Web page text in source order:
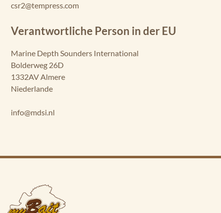
csr2@tempress.com
Verantwortliche Person in der EU
Marine Depth Sounders International
Bolderweg 26D
1332AV Almere
Niederlande
info@mdsi.nl